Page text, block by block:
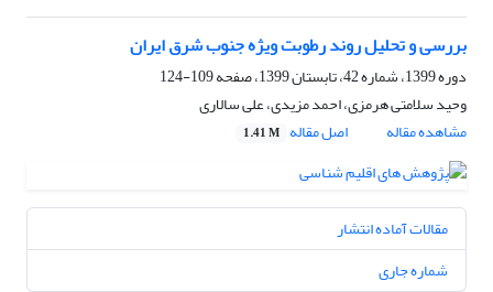
بررسی و تحلیل روند رطوبت ویژه جنوب شرق ایران
دوره 1399، شماره 42، تابستان 1399، صفحه
109-124
وحید سلامتی هرمزی، احمد مزیدی، علی سالاری
مشاهده مقاله
اصل مقاله 1.41 M
مقالات آماده انتشار
شماره جاری